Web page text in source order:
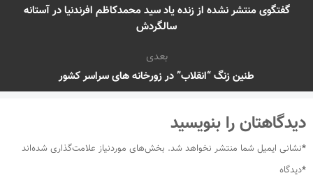
گفتگوی منتشر نشده از زنده یاد سید محمدکاظم افرندنیا در آستانه
سالگردش
بعدی
طنین زنگ “انقلاب” در زورخانه های سراسر کشور
دیدگاهتان را بنویسید
نشانی ایمیل شما منتشر نخواهد شد. بخش‌های موردنیاز علامت‌گذاری شده‌اند
*
دیدگاه*